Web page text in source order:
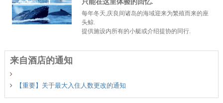
只能在这里体验的回忆.
每年冬天,庆良间诸岛的海域迎来为繁殖而来的座
头鲸.
提供施设内所有的小艇或介绍提协的同行.
来自酒店的通知
【重要】关于最大入住人数更改的通知